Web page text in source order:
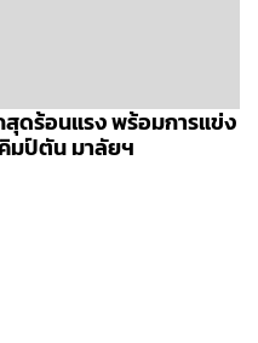
ดร้อนแรง พร้อมการแข่ง
มป์ตัน มาลัยฯ